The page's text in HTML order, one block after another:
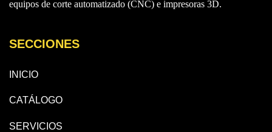
equipos de corte automatizado (CNC) e impresoras 3D.
SECCIONES
INICIO
CATÁLOGO
SERVICIOS